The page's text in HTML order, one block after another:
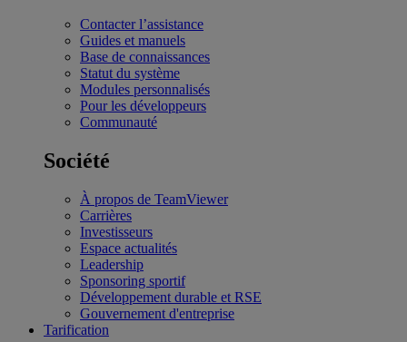
Contacter l’assistance
Guides et manuels
Base de connaissances
Statut du système
Modules personnalisés
Pour les développeurs
Communauté
Société
À propos de TeamViewer
Carrières
Investisseurs
Espace actualités
Leadership
Sponsoring sportif
Développement durable et RSE
Gouvernement d'entreprise
Tarification